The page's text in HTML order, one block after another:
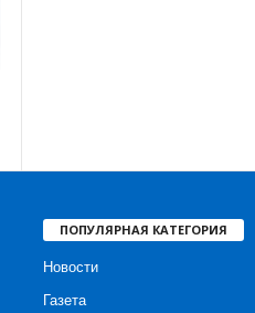
ПОПУЛЯРНАЯ КАТЕГОРИЯ
Новости
Газета